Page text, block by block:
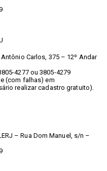
Carlos, 375 – 12º Andar
4277 ou 3805-4279
(com falhas) em
realizar cadastro gratuito).
– Rua Dom Manuel, s/n –